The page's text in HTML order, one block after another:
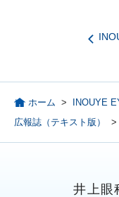
ホーム > INOUYE
広報誌（テキスト版）
>
井上眼